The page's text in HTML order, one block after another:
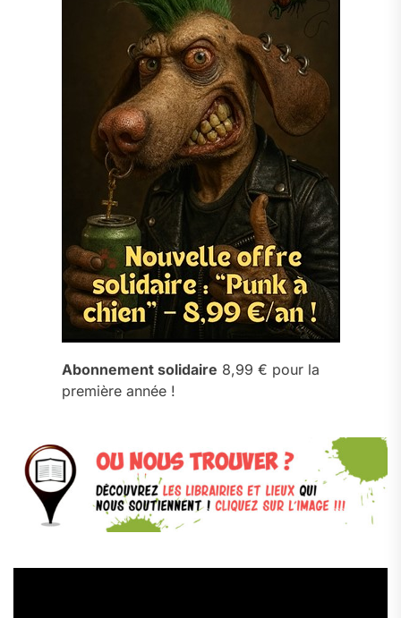
Abonnement solidaire 8,99 € pour la
première année !